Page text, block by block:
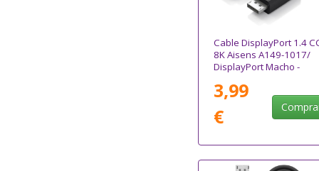
Cable DisplayPort 1.4
8K Aisens A149-1017/
DisplayPort Macho -
Negro
3,99
€